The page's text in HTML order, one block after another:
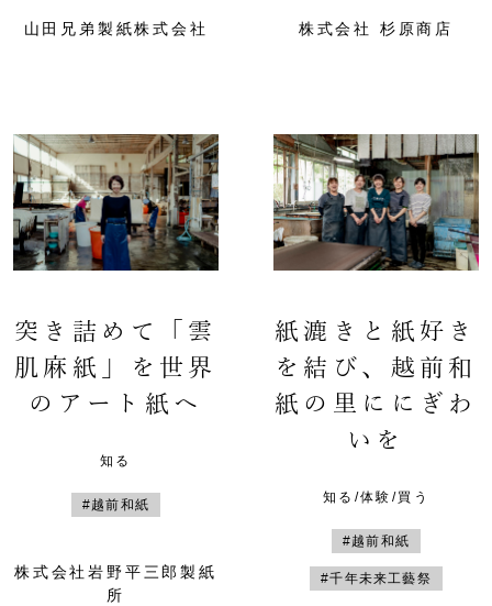
山田兄弟製紙株式会社 株式会社 杉原商店
突き詰めて「雲
肌麻紙」を世界
のアート紙へ
知る
#越前和紙
株式会社岩野平三郎製紙
所
紙漉きと紙好き
を結び、越前和
紙の里ににぎわ
いを
知る/体験/買う
#越前和紙
#千年未来工藝祭